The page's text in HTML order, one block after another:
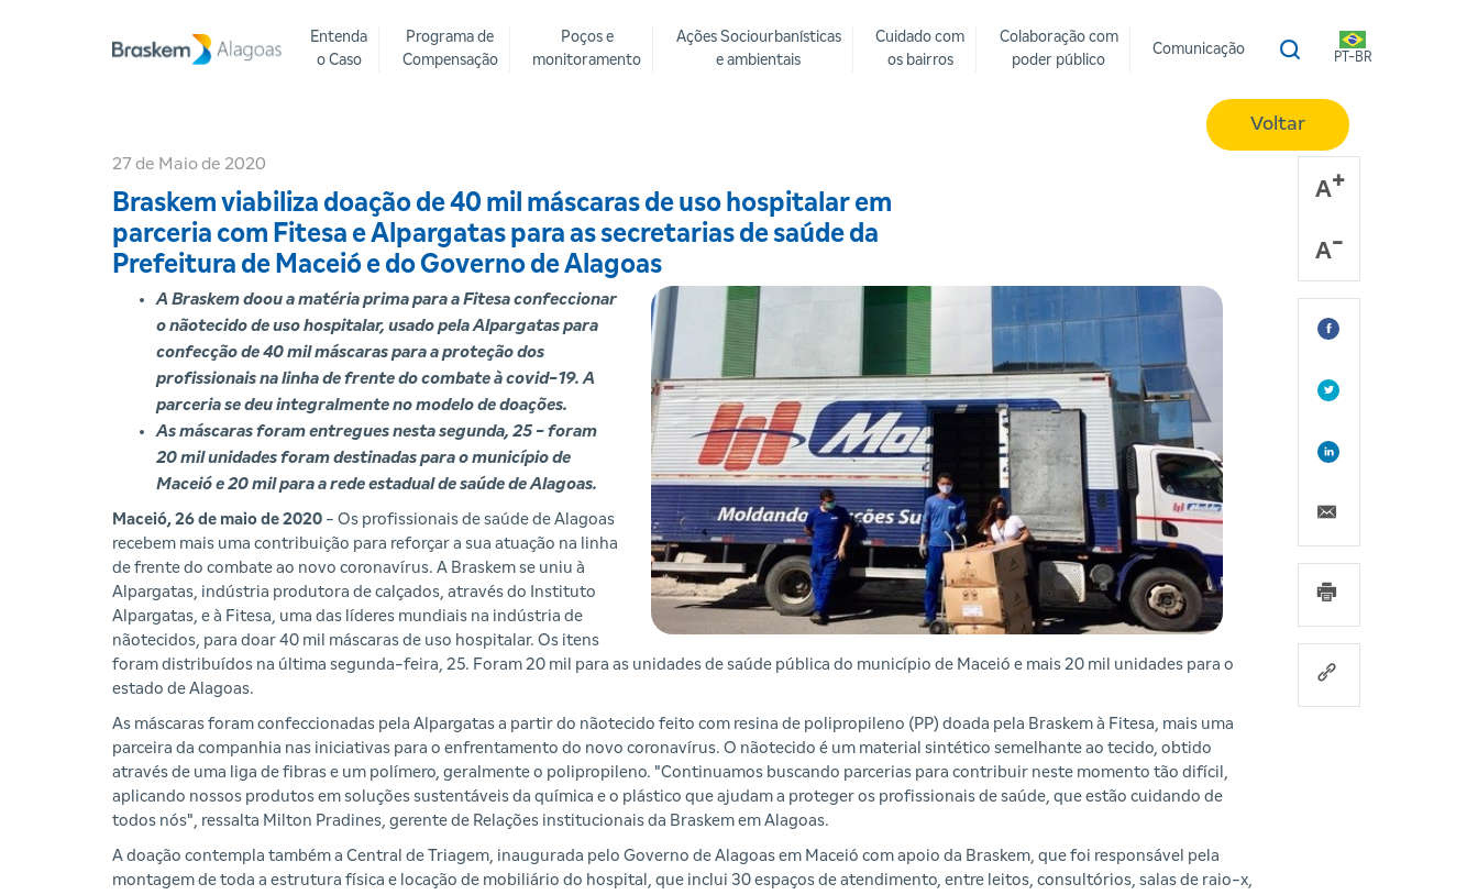
Entenda
o Caso
Programa de
Compensação
Poços e
monitoramento
Ações Sociourbanísticas
e ambientais
Cuidado com
os bairros
Colaboração com
poder público
Comunicação
PT-BR
Voltar
27 de Maio de 2020
Braskem viabiliza doação de 40 mil máscaras de uso hospitalar em
parceria com Fitesa e Alpargatas para as secretarias de saúde da
Prefeitura de Maceió e do Governo de Alagoas
A
A
A Braskem doou a matéria prima para a Fitesa confeccionar
o nãotecido de uso hospitalar, usado pela Alpargatas para
confecção de 40 mil máscaras para a proteção dos
profissionais na linha de frente do combate à covid-19. A
parceria se deu integralmente no modelo de doações.
As máscaras foram entregues nesta segunda, 25 - foram
20 mil unidades foram destinadas para o município de
Maceió e 20 mil para a rede estadual de saúde de Alagoas.
Maceió, 26 de maio de 2020 - Os profissionais de saúde de Alagoas
recebem mais uma contribuição para reforçar a sua atuação na linha
de frente do combate ao novo coronavírus. A Braskem se uniu à
Alpargatas, indústria produtora de calçados, através do Instituto
Alpargatas, e à Fitesa, uma das líderes mundiais na indústria de
nãotecidos, para doar 40 mil máscaras de uso hospitalar. Os itens
foram distribuídos na última segunda-feira, 25. Foram 20 mil para as unidades de saúde pública do município de Maceió e mais 20 mil unidades para o
estado de Alagoas.
As máscaras foram confeccionadas pela Alpargatas a partir do nãotecido feito com resina de polipropileno (PP) doada pela Braskem à Fitesa, mais uma
parceira da companhia nas iniciativas para o enfrentamento do novo coronavírus. O nãotecido é um material sintético semelhante ao tecido, obtido
através de uma liga de fibras e um polímero, geralmente o polipropileno. "Continuamos buscando parcerias para contribuir neste momento tão difícil,
aplicando nossos produtos em soluções sustentáveis da química e o plástico que ajudam a proteger os profissionais de saúde, que estão cuidando de
todos nós", ressalta Milton Pradines, gerente de Relações institucionais da Braskem em Alagoas.
A doação contempla também a Central de Triagem, inaugurada pelo Governo de Alagoas em Maceió com apoio da Braskem, que foi responsável pela
montagem de toda a estrutura física e locação de mobiliário do hospital, que inclui 30 espaços de atendimento, entre leitos, consultórios, salas de raio-x,